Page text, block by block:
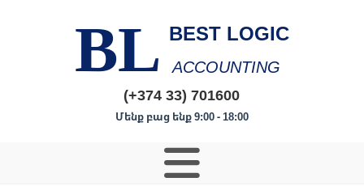
BL BEST LOGIC
ACCOUNTING
(+374 33) 701600
Մենք բաց ենք 9:00 - 18:00